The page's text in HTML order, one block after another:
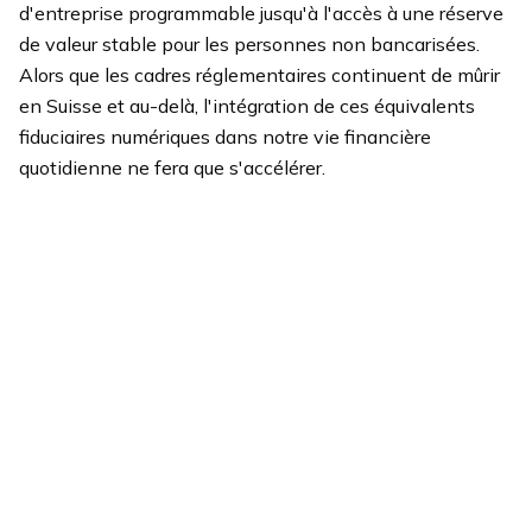
d'entreprise programmable jusqu'à l'accès à une réserve
de valeur stable pour les personnes non bancarisées.
Alors que les cadres réglementaires continuent de mûrir
en Suisse et au-delà, l'intégration de ces équivalents
fiduciaires numériques dans notre vie financière
quotidienne ne fera que s'accélérer.